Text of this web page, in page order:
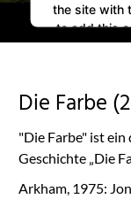
the site with
to add this
the list of
Usercentrics
Die Farbe
"Die Farbe" ist
Geschichte „Die
Arkham, 1975: